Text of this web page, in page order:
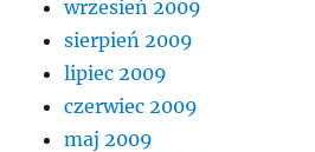
wrzesień 2009
sierpień 2009
lipiec 2009
czerwiec 2009
maj 2009